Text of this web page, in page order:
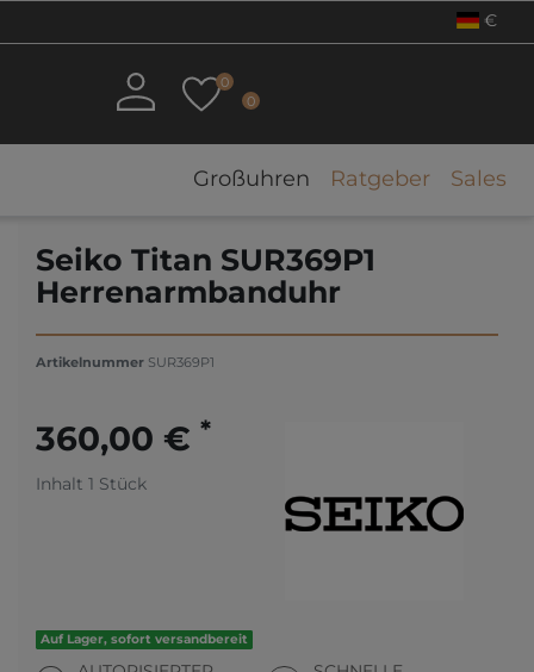
€
0
0
Großuhren Ratgeber Sales
Seiko Titan SUR369P1
Herrenarmbanduhr
Artikelnummer SUR369P1
360,00 € *
Inhalt 1 Stück
Auf Lager, sofort versandbereit